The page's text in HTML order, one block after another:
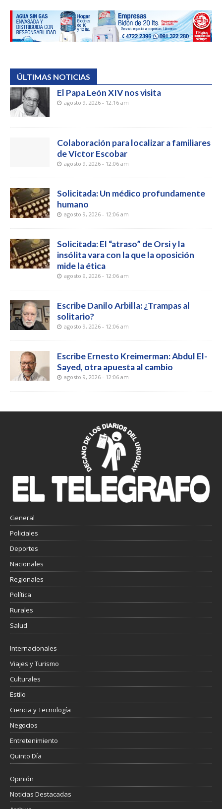
ÚLTIMAS NOTICIAS
El Papa León XIV nos visita
agosto 9, 2026 - 12:16 am
Colaboración para localizar a familiares
de Víctor Escobar
agosto 9, 2026 - 12:06 am
Solicitada: Un médico profundamente
humano
agosto 9, 2026 - 12:06 am
Solicitada: El “atraso” de Orsi y la
insólita vara con la que la oposición
mide la ética
agosto 9, 2026 - 12:06 am
Escribe Danilo Arbilla: ¿Trampas al
solitario?
agosto 9, 2026 - 12:06 am
Escribe Ernesto Kreimerman: Abdul El-
Sayed, otra apuesta al cambio
agosto 9, 2026 - 12:06 am
General
Policiales
Deportes
Nacionales
Regionales
Política
Rurales
Salud
Internacionales
Viajes y Turismo
Culturales
Estilo
Ciencia y Tecnología
Negocios
Entretenimiento
Quinto Día
Opinión
Noticias Destacadas